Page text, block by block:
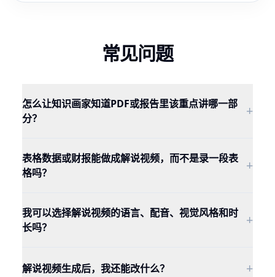
常见问题
怎么让知识画家知道PDF或报告里该重点讲哪一部
分？
+
表格数据或财报能做成解说视频，而不是录一段表
格吗？
+
我可以选择解说视频的语言、配音、视觉风格和时
长吗？
+
解说视频生成后，我还能改什么？ +